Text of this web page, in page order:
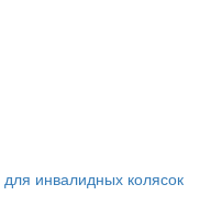
инвалидных колясок